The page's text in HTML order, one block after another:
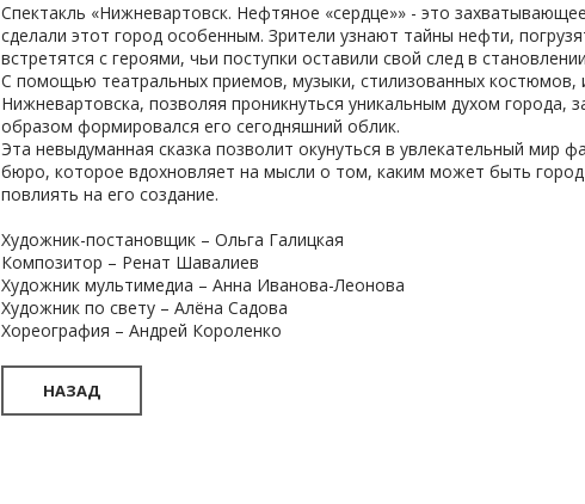
Спектакль «Нижневартовск. Нефтяное «сердце»» - это
сделали этот город особенным. Зрители узнают тайны нефти,
встретятся с героями, чьи поступки оставили свой след в
С помощью театральных приемов, музыки, стилизованных костюмов,
Нижневартовска, позволяя проникнуться уникальным духом города,
образом формировался его сегодняшний облик.
Эта невыдуманная сказка позволит окунуться в увлекательный мир
бюро, которое вдохновляет на мысли о том, каким может быть
повлиять на его создание.
Художник-постановщик – Ольга Галицкая
Композитор – Ренат Шавалиев
Художник мультимедиа – Анна Иванова-Леонова
Художник по свету – Алёна Садова
Хореография – Андрей Короленко
НАЗАД